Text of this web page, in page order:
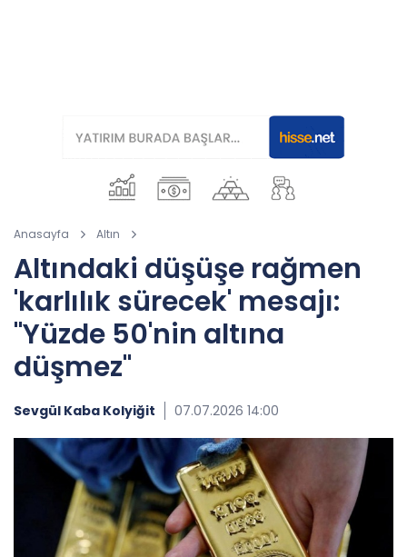
Anasayfa Altın
Altındaki düşüşe rağmen
'karlılık sürecek' mesajı:
"Yüzde 50'nin altına
düşmez"
Sevgül Kaba Kolyiğit 07.07.2026 14:00